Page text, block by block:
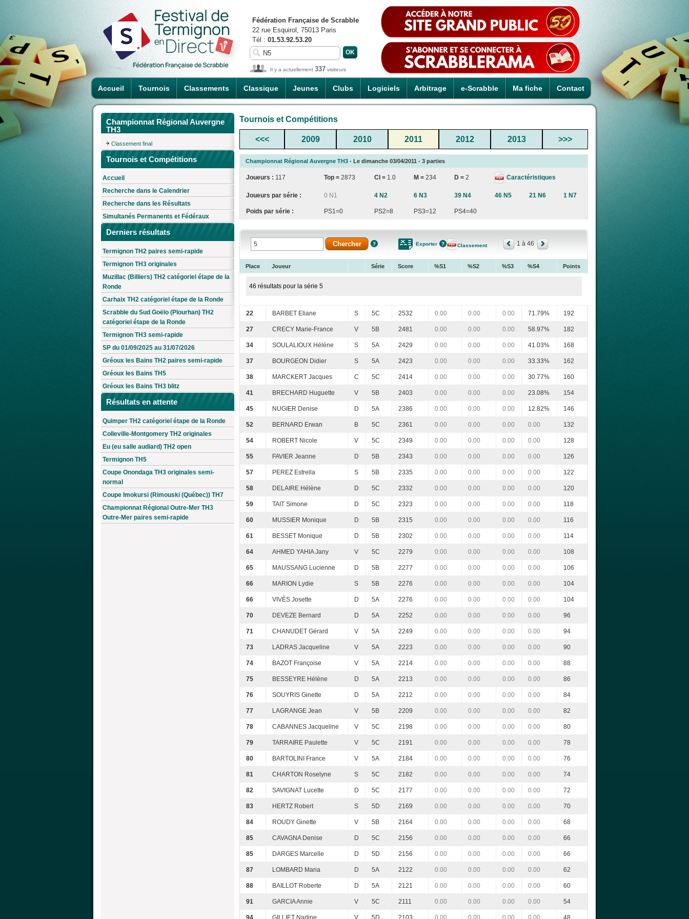
Accueil Tournois Classements Classique Jeunes Clubs Logiciels Arbitrage e-Scrabble Ma fiche Contact
Fédération Française de Scrabble
22 rue Esquirol, 75013 Paris
Tél : 01.53.92.53.20
Il y a actuellement 337 visiteurs
Championnat Régional Auvergne
TH3
Classement final
Tournois et Compétitions
Accueil
Recherche dans le Calendrier
Recherche dans les Résultats
Simultanés Permanents et Fédéraux
Derniers résultats
Termignon TH2 paires semi-rapide
Termignon TH3 originales
Muzillac (Billiers) TH2 catégoriel étape de la
Ronde
Carhaix TH2 catégoriel étape de la Ronde
Scrabble du Sud Goëlo (Plourhan) TH2
catégoriel étape de la Ronde
Termignon TH3 semi-rapide
SP du 01/09/2025 au 31/07/2026
Gréoux les Bains TH2 paires semi-rapide
Gréoux les Bains TH5
Gréoux les Bains TH3 blitz
Résultats en attente
Quimper TH2 catégoriel étape de la Ronde
Colleville-Montgomery TH2 originales
Eu (eu salle audiard) TH2 open
Termignon TH5
Coupe Onondaga TH3 originales semi-
normal
Coupe Imokursi (Rimouski (Québec)) TH7
Championnat Régional Outre-Mer TH3
Outre-Mer paires semi-rapide
Tournois et Compétitions
<<< 2009 2010 2011 2012 2013 >>>
Championnat Régional Auvergne TH3 - Le dimanche 03/04/2011 - 3 parties
Joueurs : 117 Top = 2873 CI = 1.0 M = 234 D = 2 Caractéristiques
Joueurs par série : 0 N1 4 N2 6 N3 39 N4 46 N5 21 N6 1 N7
Poids par série : PS1=0 PS2=8 PS3=12 PS4=40
Exporter Classement 1 à 46
Place Joueur Série Score %S1 %S2 %S3 %S4 Points
46 résultats pour la série 5
22 BARBET Eliane S 5C 2532 0.00 0.00 0.00 71.79% 192
27 CRECY Marie-France V 5B 2481 0.00 0.00 0.00 58.97% 182
34 SOULALIOUX Hélène S 5A 2429 0.00 0.00 0.00 41.03% 168
37 BOURGEON Didier S 5A 2423 0.00 0.00 0.00 33.33% 162
38 MARCKERT Jacques C 5C 2414 0.00 0.00 0.00 30.77% 160
41 BRECHARD Huguette V 5B 2403 0.00 0.00 0.00 23.08% 154
45 NUGIER Denise D 5A 2386 0.00 0.00 0.00 12.82% 146
52 BERNARD Erwan B 5C 2361 0.00 0.00 0.00 0.00 132
54 ROBERT Nicole V 5C 2349 0.00 0.00 0.00 0.00 128
55 FAVIER Jeanne D 5B 2343 0.00 0.00 0.00 0.00 126
57 PEREZ Estrella S 5B 2335 0.00 0.00 0.00 0.00 122
58 DELAIRE Hélène D 5C 2332 0.00 0.00 0.00 0.00 120
59 TAIT Simone D 5C 2323 0.00 0.00 0.00 0.00 118
60 MUSSIER Monique D 5B 2315 0.00 0.00 0.00 0.00 116
61 BESSET Monique D 5B 2302 0.00 0.00 0.00 0.00 114
64 AHMED YAHIA Jany V 5C 2279 0.00 0.00 0.00 0.00 108
65 MAUSSANG Lucienne D 5B 2277 0.00 0.00 0.00 0.00 106
66 MARION Lydie S 5B 2276 0.00 0.00 0.00 0.00 104
66 VIVÈS Josette D 5A 2276 0.00 0.00 0.00 0.00 104
70 DEVEZE Bernard D 5A 2252 0.00 0.00 0.00 0.00 96
71 CHANUDET Gérard V 5A 2249 0.00 0.00 0.00 0.00 94
73 LADRAS Jacqueline V 5A 2223 0.00 0.00 0.00 0.00 90
74 BAZOT Françoise V 5A 2214 0.00 0.00 0.00 0.00 88
75 BESSEYRE Hélène D 5A 2213 0.00 0.00 0.00 0.00 86
76 SOUYRIS Ginette D 5A 2212 0.00 0.00 0.00 0.00 84
77 LAGRANGE Jean V 5B 2209 0.00 0.00 0.00 0.00 82
78 CABANNES Jacqueline V 5C 2198 0.00 0.00 0.00 0.00 80
79 TARRAIRE Paulette V 5C 2191 0.00 0.00 0.00 0.00 78
80 BARTOLINI France V 5A 2184 0.00 0.00 0.00 0.00 76
81 CHARTON Roselyne S 5C 2182 0.00 0.00 0.00 0.00 74
82 SAVIGNAT Lucette D 5C 2177 0.00 0.00 0.00 0.00 72
83 HERTZ Robert S 5D 2169 0.00 0.00 0.00 0.00 70
84 ROUDY Ginette V 5B 2164 0.00 0.00 0.00 0.00 68
85 CAVAGNA Denise D 5C 2156 0.00 0.00 0.00 0.00 66
85 DARGES Marcelle D 5D 2156 0.00 0.00 0.00 0.00 66
87 LOMBARD Maria D 5A 2122 0.00 0.00 0.00 0.00 62
88 BAILLOT Roberte D 5A 2121 0.00 0.00 0.00 0.00 60
91 GARCIA Annie V 5C 2111 0.00 0.00 0.00 0.00 54